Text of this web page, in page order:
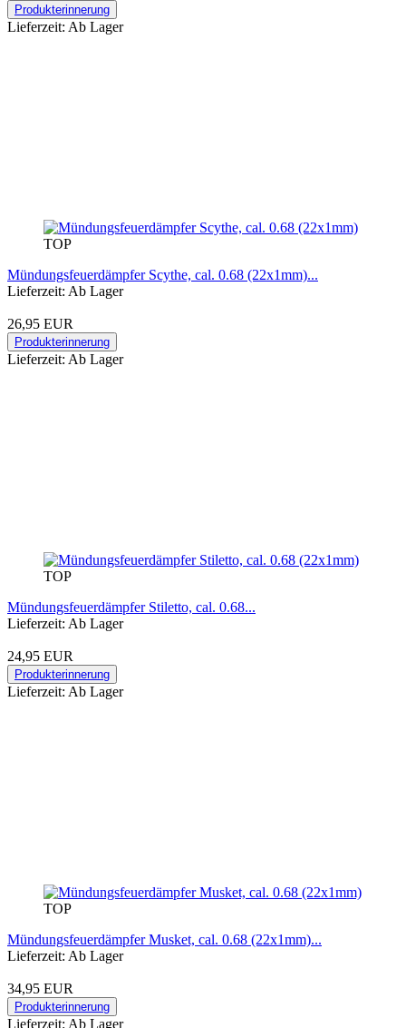
Produkterinnerung
Lieferzeit: Ab Lager
TOP
Mündungsfeuerdämpfer Scythe, cal. 0.68 (22x1mm)...
Lieferzeit: Ab Lager
26,95 EUR
Produkterinnerung
Lieferzeit: Ab Lager
TOP
Mündungsfeuerdämpfer Stiletto, cal. 0.68...
Lieferzeit: Ab Lager
24,95 EUR
Produkterinnerung
Lieferzeit: Ab Lager
TOP
Mündungsfeuerdämpfer Musket, cal. 0.68 (22x1mm)...
Lieferzeit: Ab Lager
34,95 EUR
Produkterinnerung
Lieferzeit: Ab Lager